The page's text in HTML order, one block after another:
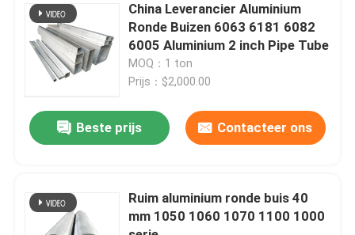
Kwaliteitscontrole
Contacteer ons
nieuws
Vraag een offerte aan
China Leverancier Aluminium
Ronde Buizen 6063 6181 6082
6005 Aluminium 2 inch Pipe Tube
MOQ：1 ton
Prijs：$2,000.00
Beste prijs Contacteer ons
Ruim aluminium ronde buis 40
mm 1050 1060 1070 1100 1000